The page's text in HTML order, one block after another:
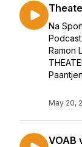
Na
Ramon
May 20,
VOAB